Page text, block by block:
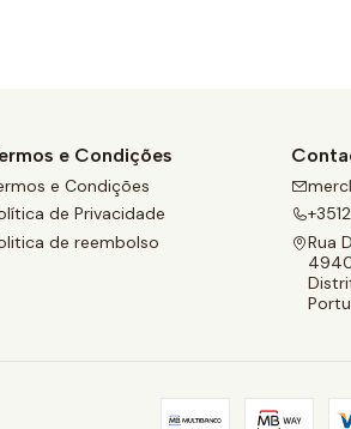
e Condições
e Condições
de Privacidade
de reembolso
Rua